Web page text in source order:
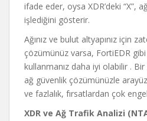
ifade eder, oysa XDR’deki “X”,
işlediğini gösterir.
Ağınız ve bulut altyapınız için
çözümünüz varsa, FortiEDR
kullanmanız daha iyi olabilir .
ağ güvenlik çözümünüzle
ve fazlalık, fırsatlardan çok
XDR ve Ağ Trafik Analizi